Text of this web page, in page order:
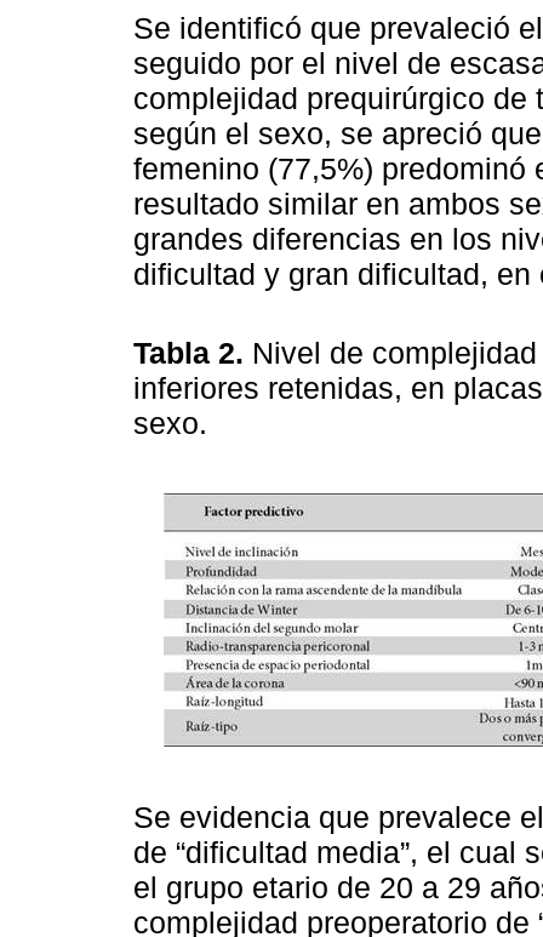
Se identificó que prevaleció
seguido por el nivel de
complejidad prequirúrgico de
según el sexo, se apreció
femenino (77,5%)
resultado similar en ambos
grandes diferencias en los
dificultad y gran dificultad, en
Tabla 2. Nivel de
inferiores retenidas, en
sexo.
Se evidencia que prevalece
de “dificultad media”, el cual
el grupo etario de 20 a 29
complejidad preoperatorio de